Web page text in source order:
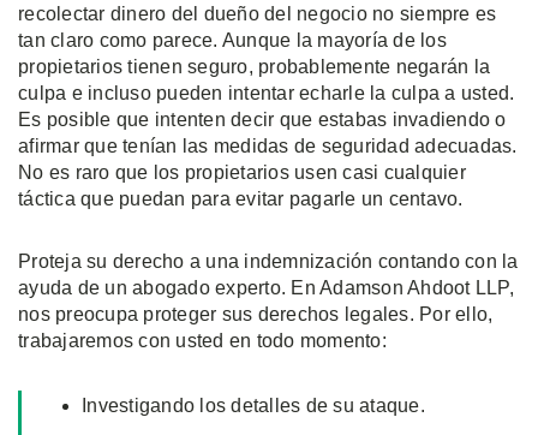
recolectar dinero del dueño del negocio no siempre es
tan claro como parece. Aunque la mayoría de los
propietarios tienen seguro, probablemente negarán la
culpa e incluso pueden intentar echarle la culpa a usted.
Es posible que intenten decir que estabas invadiendo o
afirmar que tenían las medidas de seguridad adecuadas.
No es raro que los propietarios usen casi cualquier
táctica que puedan para evitar pagarle un centavo.
Proteja su derecho a una indemnización contando con la
ayuda de un abogado experto. En Adamson Ahdoot LLP,
nos preocupa proteger sus derechos legales. Por ello,
trabajaremos con usted en todo momento:
Investigando los detalles de su ataque.